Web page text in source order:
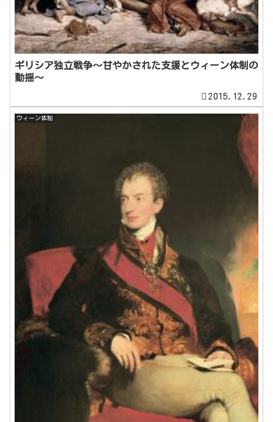
ギリシア独立戦争～甘やかされた支援とウィーン体制の
動揺～
2015.12.29
ウィーン体制